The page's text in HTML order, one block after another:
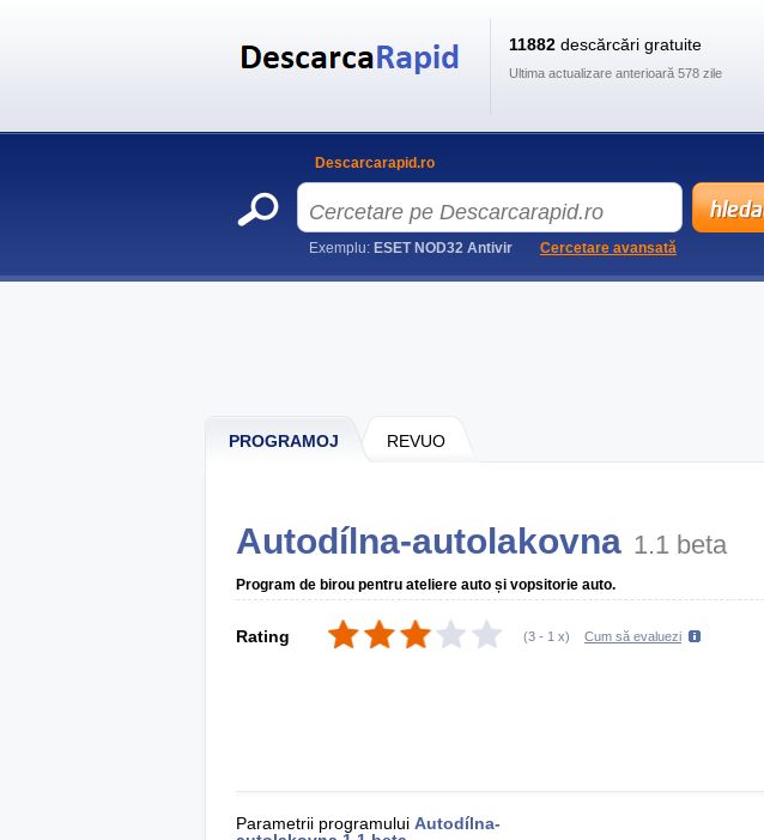
PROGRAMOJ REVUO
Autodílna-autolakovna 1.1 beta
Program de birou pentru ateliere auto și vopsitorie auto.
Rating (3 - 1 x) Cum să evaluezi
Parametrii programului Autodílna-
11882 descărcări gratuite
Ultima actualizare anterioară 578 zile
Descarcarapid.ro
Exemplu: ESET NOD32 Antivir Cercetare avansată